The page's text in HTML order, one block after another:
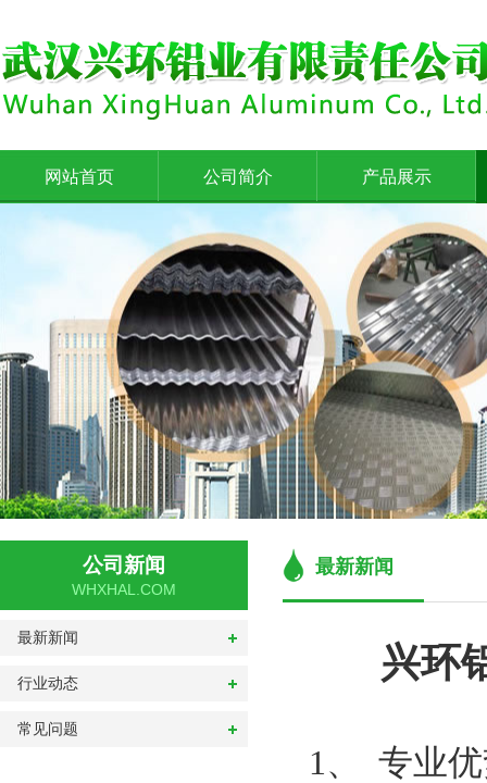
网站首页 公司简介 产品展示
最新新闻
兴环
1、 专业
公司新闻
WHXHAL.COM
最新新闻
行业动态
常见问题